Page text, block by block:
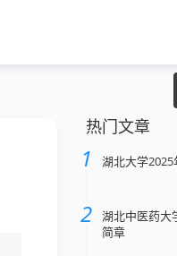
热门文章
湖北大学
湖北中医药大
简章